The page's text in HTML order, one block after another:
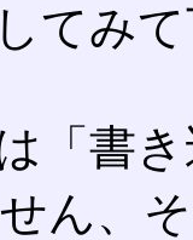
てみ
「書
ん、